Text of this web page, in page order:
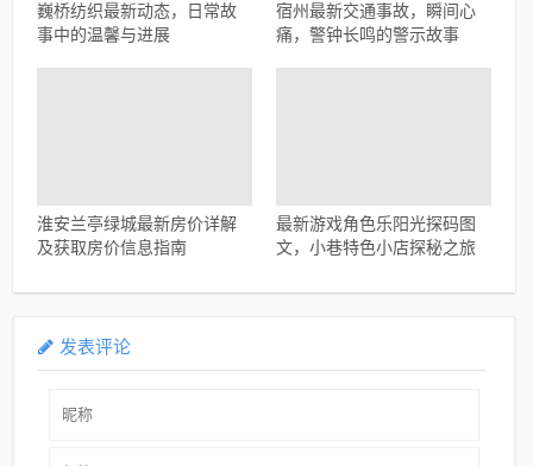
巍桥纺织最新动态，日常故
事中的温馨与进展
宿州最新交通事故，瞬间心
痛，警钟长鸣的警示故事
淮安兰亭绿城最新房价详解
及获取房价信息指南
最新游戏角色乐阳光探码图
文，小巷特色小店探秘之旅
发表评论